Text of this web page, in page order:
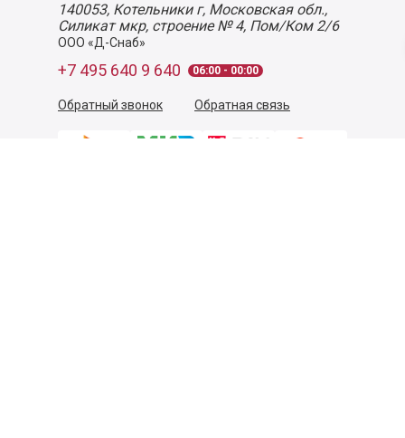
140053, Котельники г, Московская обл.,
Силикат мкр, строение № 4, Пом/Ком 2/6
ООО «Д-Снаб»
+7 495 640 9 640 06:00 - 00:00
Обратный звонок Обратная связь